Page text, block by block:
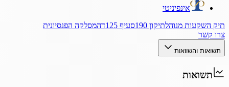
אינפיניטי
תיק השקעות מנוהלתיקון 190 סעיף 125ד
המסלקה הפנסיונית
צרו קשר
תשואות והשוואות
תשואות